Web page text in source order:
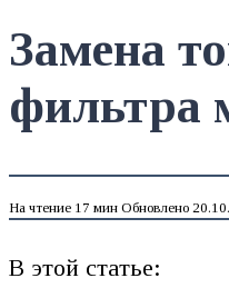
Замена
фильтра
На чтение 17 мин Обновлено
В этой статье: